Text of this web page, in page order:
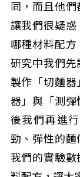
同，而且他
讓我們很疑惑
哪種材料配方
研究中我們先
製作「切麵
器」與「測
後我們再進
勁、彈性的
我們的實驗